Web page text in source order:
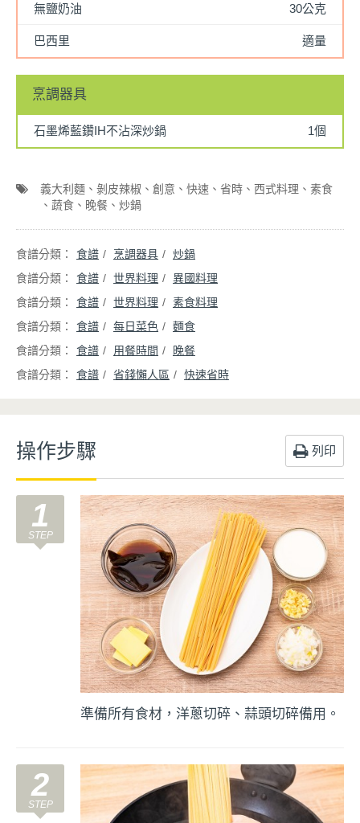
無鹽奶油 30公克
巴西里 適量
烹調器具
石墨烯藍鑽IH不沾深炒鍋 1個
義大利麵 剝皮辣椒 創意 快速 省時 西式料理
素食
蔬食
晚餐 炒鍋
食譜 烹調器具
炒鍋
食譜
世界料理
異國料理
食譜
世界料理
素食料理
食譜
每日菜色
麵食
食譜
用餐時間
晚餐
食譜
省錢懶人區 快速省時
操作步驟 列印
1
準備所有食材，洋蔥切碎、蒜頭切碎備用。
2